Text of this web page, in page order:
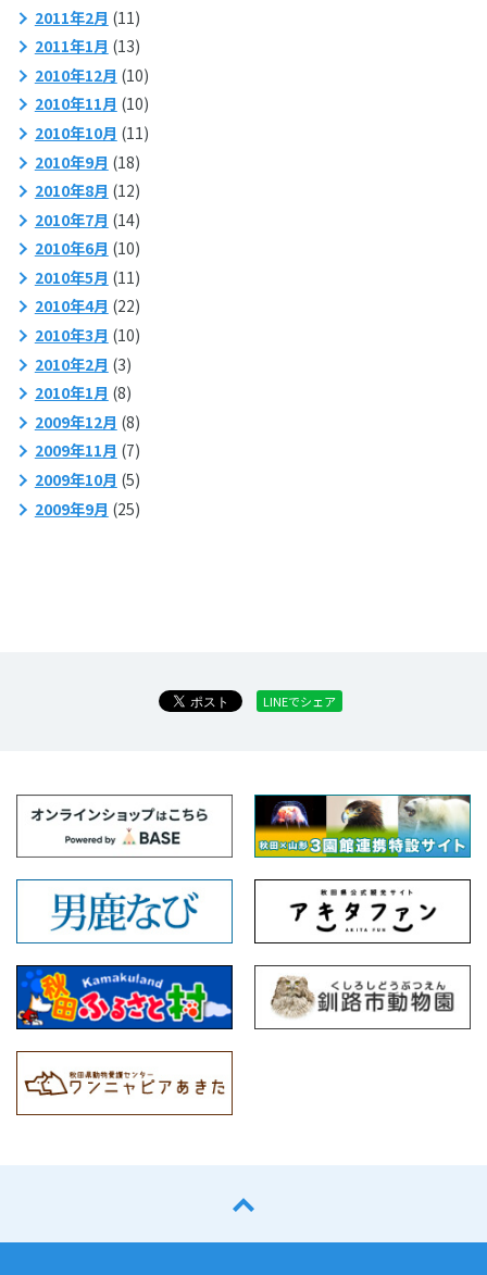
2011年2月 (11)
2011年1月 (13)
2010年12月 (10)
2010年11月 (10)
2010年10月 (11)
2010年9月 (18)
2010年8月 (12)
2010年7月 (14)
2010年6月 (10)
2010年5月 (11)
2010年4月 (22)
2010年3月 (10)
2010年2月 (3)
2010年1月 (8)
2009年12月 (8)
2009年11月 (7)
2009年10月 (5)
2009年9月 (25)
LINEでシェア